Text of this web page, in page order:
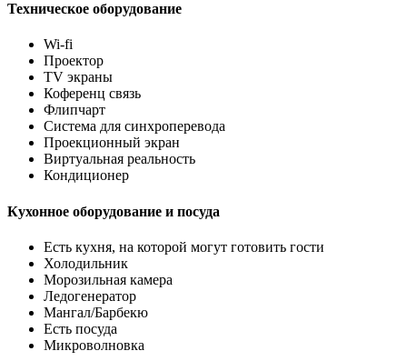
Техническое оборудование
Wi-fi
Проектор
TV экраны
Коференц связь
Флипчарт
Система для синхроперевода
Проекционный экран
Виртуальная реальность
Кондиционер
Кухонное оборудование и посуда
Есть кухня, на которой могут готовить гости
Холодильник
Морозильная камера
Ледогенератор
Мангал/Барбекю
Есть посуда
Микроволновка